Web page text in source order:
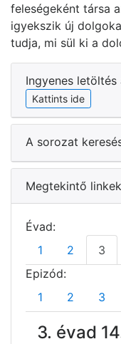
feleségeként társa
igyekszik új
tudja, mi sül ki a
Ingyenes
Kattints ide
A sorozat
Megtekintő linkek
Évad:
1
2 3
Epizód:
1
2 3
3. évad